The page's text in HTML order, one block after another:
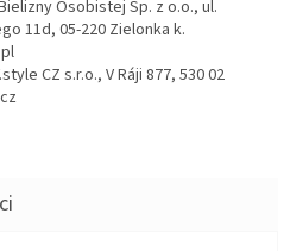
Osobistej Sp. z o.o., ul.
11d, 05-220 Zielonka k.
CZ s.r.o., V Ráji 877, 530 02